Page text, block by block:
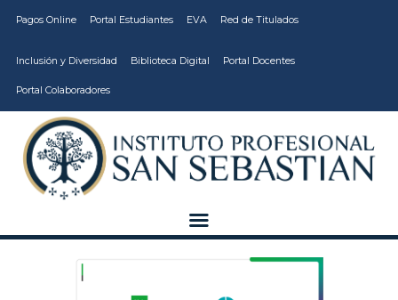
Pagos Online Portal Estudiantes EVA Red de Titulados
Inclusión y Diversidad Biblioteca Digital Portal Docentes
Portal Colaboradores
CARRERAS
VIDA ESTUDIANTIL
INSTITUCIÓN
VCM
EDUCACIÓN